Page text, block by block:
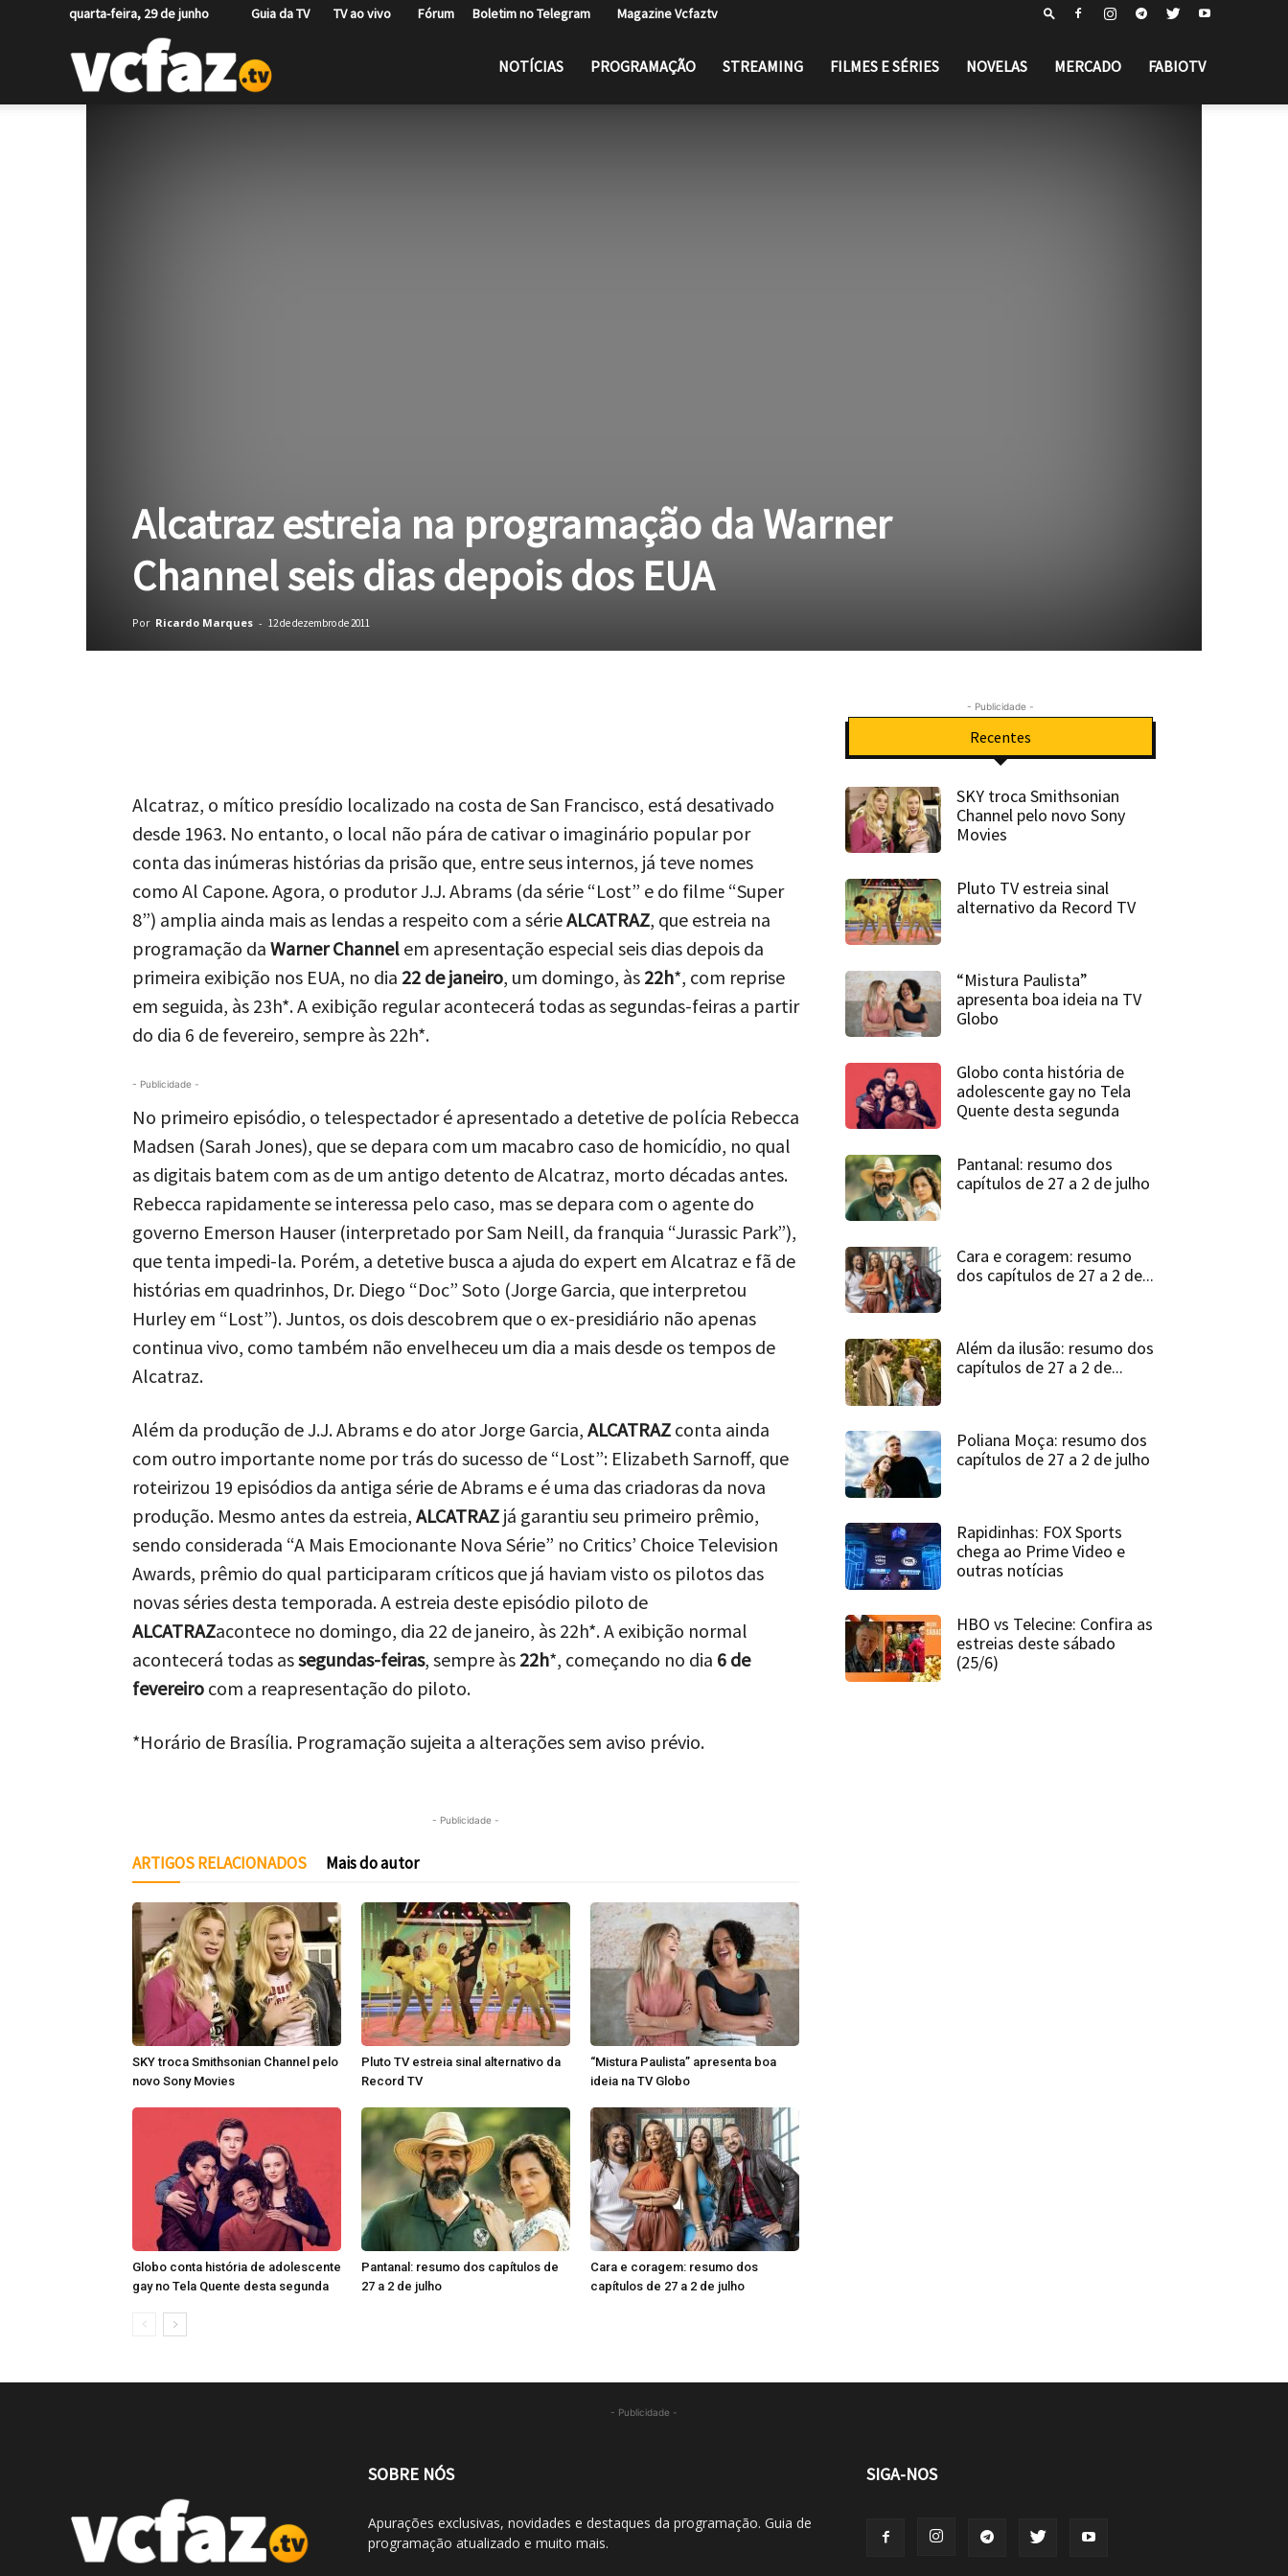
quarta-feira, 29 de junho Guia da TV TV ao vivo Fórum Boletim no Telegram Magazine Vcfaztv
NOTÍCIAS PROGRAMAÇÃO STREAMING FILMES E SÉRIES NOVELAS MERCADO FABIOTV
Alcatraz estreia na programação da Warner
Channel seis dias depois dos EUA
Por Ricardo Marques - 12 de dezembro de 2011
Alcatraz, o mítico presídio localizado na costa de San Francisco, está desativado
desde 1963. No entanto, o local não pára de cativar o imaginário popular por
conta das inúmeras histórias da prisão que, entre seus internos, já teve nomes
como Al Capone. Agora, o produtor J.J. Abrams (da série “Lost” e do filme “Super
8”) amplia ainda mais as lendas a respeito com a sérieALCATRAZ, que estreia na
programação da Warner Channel em apresentação especial seis dias depois da
primeira exibição nos EUA, no dia 22 de janeiro, um domingo, às 22h*, com reprise
em seguida, às 23h*. A exibição regular acontecerá todas as segundas-feiras a partir
do dia 6 de fevereiro, sempre às 22h*.
- Publicidade -
No primeiro episódio, o telespectador é apresentado a detetive de polícia Rebecca
Madsen (Sarah Jones), que se depara com um macabro caso de homicídio, no qual
as digitais batem com as de um antigo detento de Alcatraz, morto décadas antes.
Rebecca rapidamente se interessa pelo caso, mas se depara com o agente do
governo Emerson Hauser (interpretado por Sam Neill, da franquia “Jurassic Park”),
que tenta impedi-la. Porém, a detetive busca a ajuda do expert em Alcatraz e fã de
histórias em quadrinhos, Dr. Diego “Doc” Soto (Jorge Garcia, que interpretou
Hurley em “Lost”). Juntos, os dois descobrem que o ex-presidiário não apenas
continua vivo, como também não envelheceu um dia a mais desde os tempos de
Alcatraz.
Além da produção de J.J. Abrams e do ator Jorge Garcia, ALCATRAZ conta ainda
com outro importante nome por trás do sucesso de “Lost”: Elizabeth Sarnoff, que
roteirizou 19 episódios da antiga série de Abrams e é uma das criadoras da nova
produção. Mesmo antes da estreia, ALCATRAZ já garantiu seu primeiro prêmio,
sendo considerada “A Mais Emocionante Nova Série” no Critics’ Choice Television
Awards, prêmio do qual participaram críticos que já haviam visto os pilotos das
novas séries desta temporada. A estreia deste episódio piloto de
ALCATRAZacontece no domingo, dia 22 de janeiro, às 22h*. A exibição normal
acontecerá todas assegundas-feiras, sempre às 22h*, começando no dia 6 de
fevereiro com a reapresentação do piloto.
*Horário de Brasília. Programação sujeita a alterações sem aviso prévio.
- Publicidade -
ARTIGOS RELACIONADOS Mais do autor
SKY troca Smithsonian Channel pelo
novo Sony Movies
Pluto TV estreia sinal alternativo da
Record TV
“Mistura Paulista” apresenta boa
ideia na TV Globo
Globo conta história de adolescente
gay no Tela Quente desta segunda
Pantanal: resumo dos capítulos de
27 a 2 de julho
Cara e coragem: resumo dos
capítulos de 27 a 2 de julho
- Publicidade -
Recentes
SKY troca Smithsonian
Channel pelo novo Sony
Movies
Pluto TV estreia sinal
alternativo da Record TV
“Mistura Paulista”
apresenta boa ideia na TV
Globo
Globo conta história de
adolescente gay no Tela
Quente desta segunda
Pantanal: resumo dos
capítulos de 27 a 2 de julho
Cara e coragem: resumo
dos capítulos de 27 a 2 de...
Além da ilusão: resumo dos
capítulos de 27 a 2 de...
Poliana Moça: resumo dos
capítulos de 27 a 2 de julho
Rapidinhas: FOX Sports
chega ao Prime Video e
outras notícias
HBO vs Telecine: Confira as
estreias deste sábado
(25/6)
- Publicidade -
SOBRE NÓS
Apurações exclusivas, novidades e destaques da programação. Guia de
programação atualizado e muito mais.
SIGA-NOS